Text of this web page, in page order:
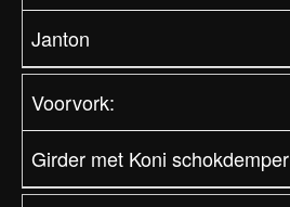
Janton
Voorvork:
Girder met Koni schokdemper